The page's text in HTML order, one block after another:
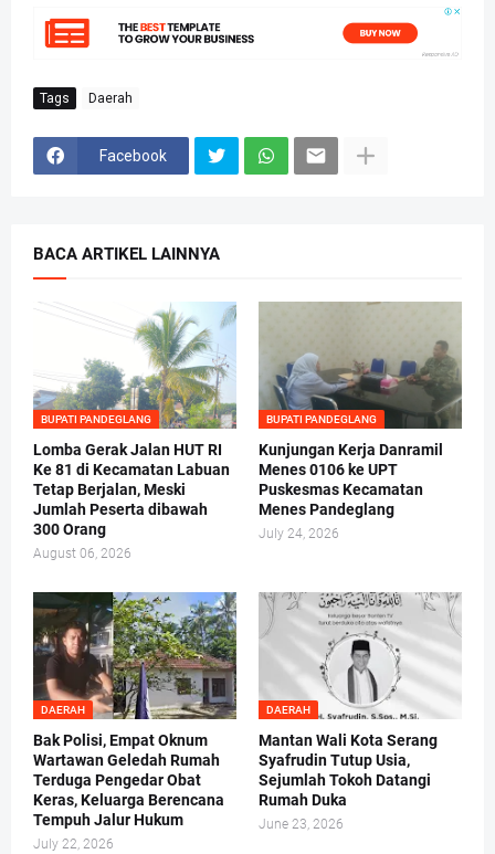
Tags Daerah
Facebook
BACA ARTIKEL LAINNYA
BUPATI PANDEGLANG
Lomba Gerak Jalan HUT RI
Ke 81 di Kecamatan Labuan
Tetap Berjalan, Meski
Jumlah Peserta dibawah
300 Orang
August 06, 2026
BUPATI PANDEGLANG
Kunjungan Kerja Danramil
Menes 0106 ke UPT
Puskesmas Kecamatan
Menes Pandeglang
July 24, 2026
DAERAH
Bak Polisi, Empat Oknum
Wartawan Geledah Rumah
Terduga Pengedar Obat
Keras, Keluarga Berencana
Tempuh Jalur Hukum
July 22, 2026
DAERAH
Mantan Wali Kota Serang
Syafrudin Tutup Usia,
Sejumlah Tokoh Datangi
Rumah Duka
June 23, 2026